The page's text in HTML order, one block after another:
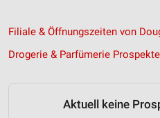
Filiale & Öffnungszeiten von
Drogerie & Parfümerie Prospekte
Aktuell keine